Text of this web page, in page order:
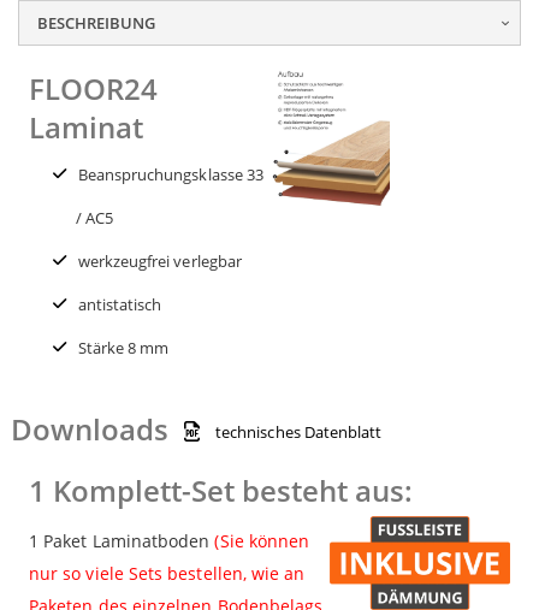
BESCHREIBUNG
FLOOR24
Laminat
Beanspruchungsklasse 33
/ AC5
werkzeugfrei verlegbar
antistatisch
Stärke 8 mm
Downloads technisches Datenblatt
1 Komplett-Set besteht aus:
1 Paket Laminatboden(Sie können
nur so viele Sets bestellen, wie an